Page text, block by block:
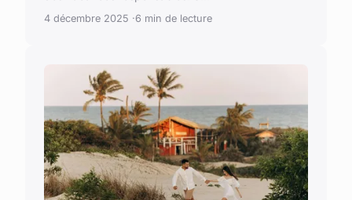
4 décembre 2025 6 min de lecture